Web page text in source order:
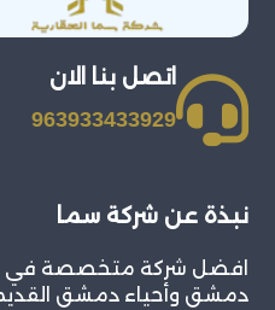
اتصل بنا الان
963933433929
نبذة عن شركة سما
افضل شركة متخصصة في
دمشق وأحياء دمشق